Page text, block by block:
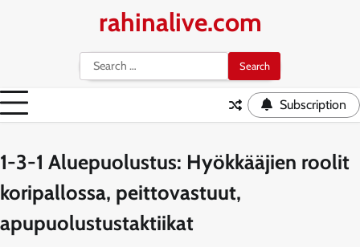
rahinalive.com
Search
for:
Subscription
1-3-1 Aluepuolustus: Hyökkääjien roolit
koripallossa, peittovastuut,
apupuolustustaktiikat